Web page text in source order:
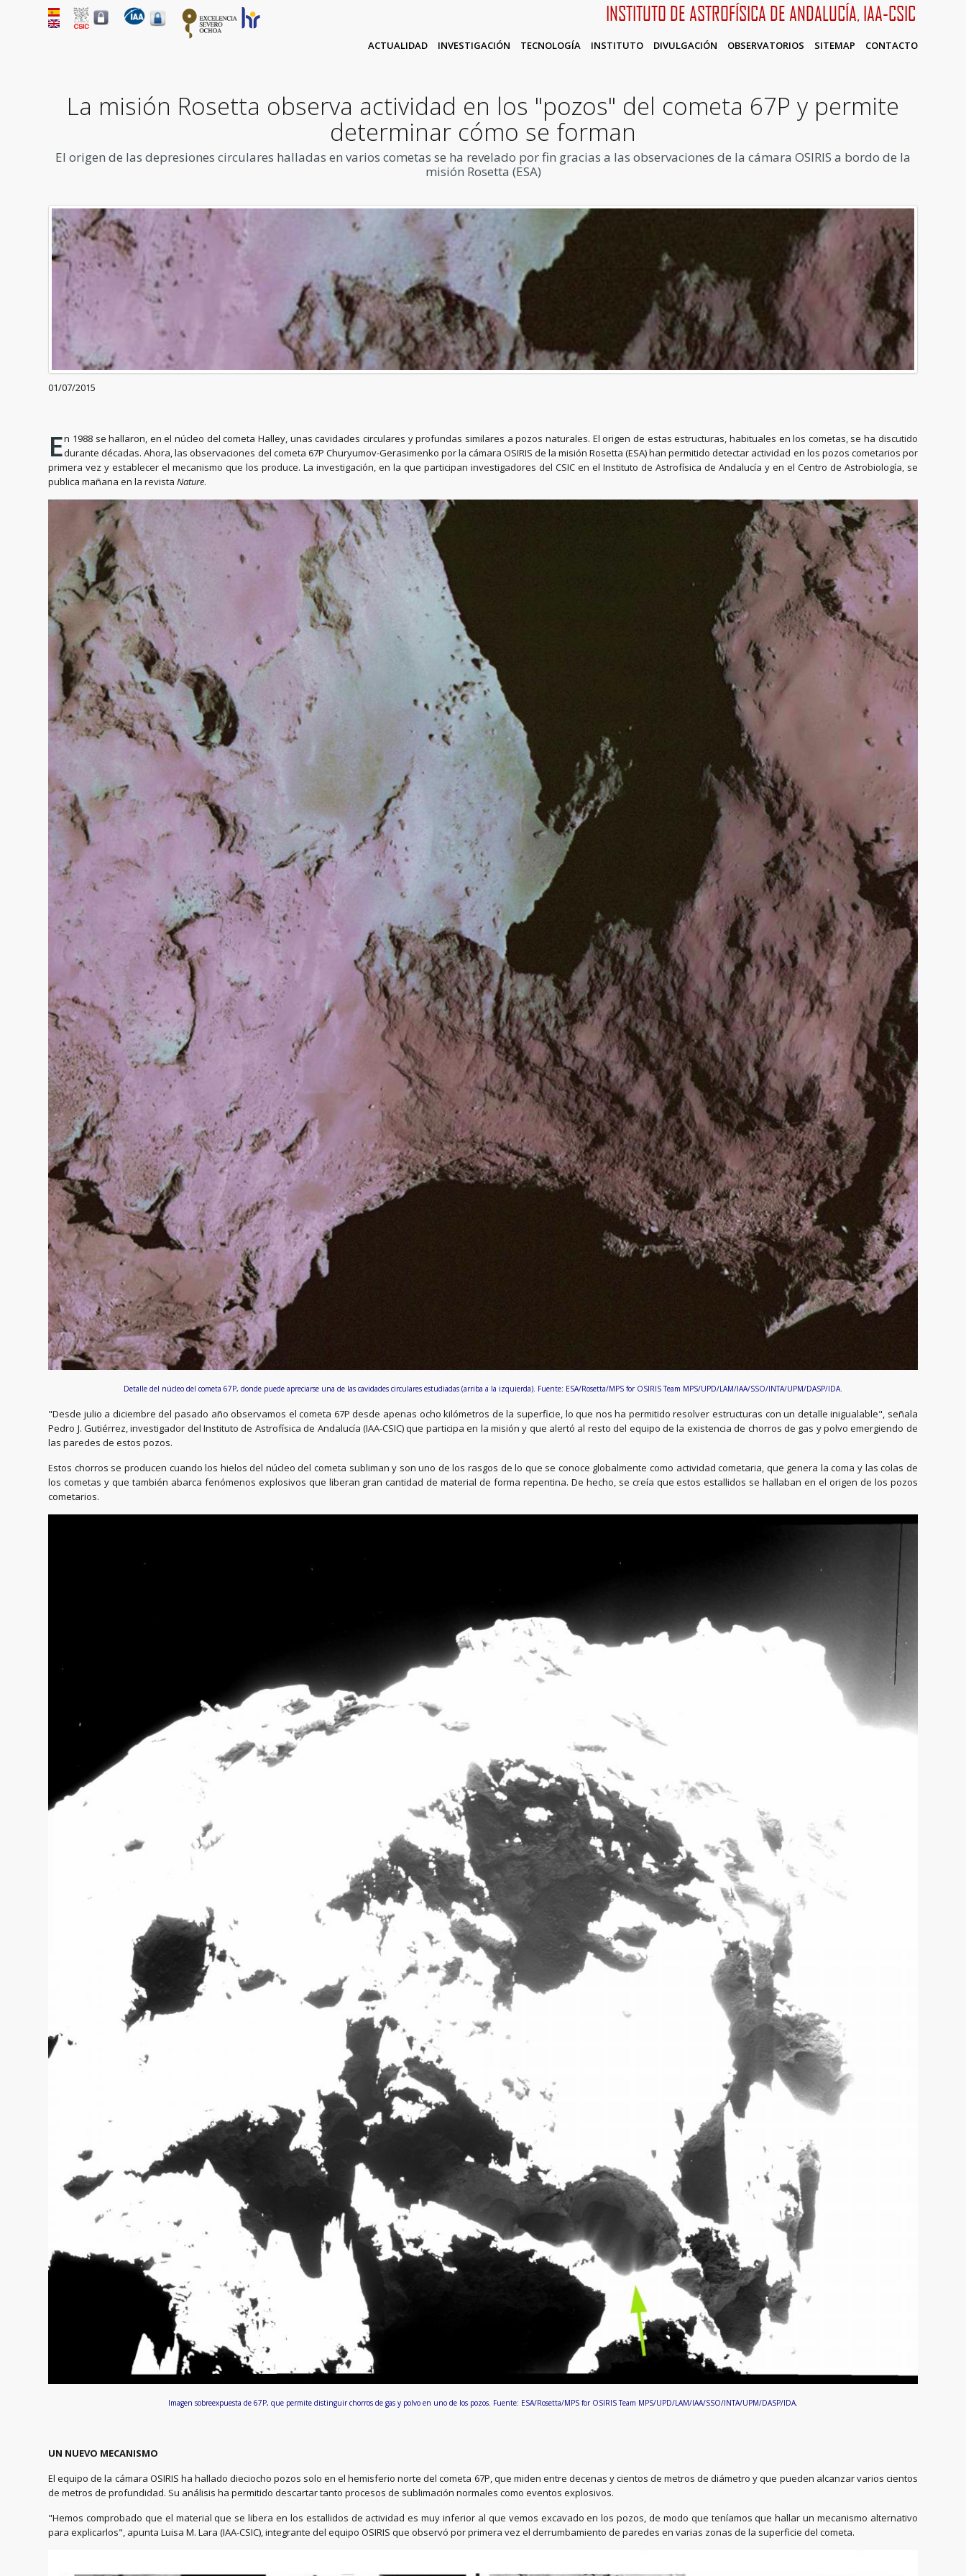
INSTITUTO DE ASTROFÍSICA DE ANDALUCÍA, IAA-CSIC
ACTUALIDAD INVESTIGACIÓN TECNOLOGÍA INSTITUTO DIVULGACIÓN OBSERVATORIOS SITEMAP CONTACTO
La misión Rosetta observa actividad en los "pozos" del cometa 67P y permite
determinar cómo se forman
El origen de las depresiones circulares halladas en varios cometas se ha revelado por fin gracias a las observaciones de la cámara OSIRIS a bordo de la
misión Rosetta (ESA)
01/07/2015
En 1988 se hallaron, en el núcleo del cometa Halley, unas cavidades circulares y profundas similares a pozos naturales. El origen de estas estructuras, habituales en los cometas, se ha discutido
durante décadas. Ahora, las observaciones del cometa 67P Churyumov-Gerasimenko por la cámara OSIRIS de la misión Rosetta (ESA) han permitido detectar actividad en los pozos cometarios por
primera vez y establecer el mecanismo que los produce. La investigación, en la que participan investigadores del CSIC en el Instituto de Astrofísica de Andalucía y en el Centro de Astrobiología, se
publica mañana en la revistaNature.
Detalle del núcleo del cometa 67P, donde puede apreciarse una de las cavidades circulares estudiadas (arriba a la izquierda). Fuente: ESA/Rosetta/MPS for OSIRIS Team MPS/UPD/LAM/IAA/SSO/INTA/UPM/DASP/IDA.
"Desde julio a diciembre del pasado año observamos el cometa 67P desde apenas ocho kilómetros de la superficie, lo que nos ha permitido resolver estructuras con un detalle inigualable", señala
Pedro J. Gutiérrez, investigador del Instituto de Astrofísica de Andalucía (IAA-CSIC) que participa en la misión y que alertó al resto del equipo de la existencia de chorros de gas y polvo emergiendo de
las paredes de estos pozos.
Estos chorros se producen cuando los hielos del núcleo del cometa subliman y son uno de los rasgos de lo que se conoce globalmente como actividad cometaria, que genera la coma y las colas de
los cometas y que también abarca fenómenos explosivos que liberan gran cantidad de material de forma repentina. De hecho, se creía que estos estallidos se hallaban en el origen de los pozos
cometarios.
Imagen sobreexpuesta de 67P, que permite distinguir chorros de gas y polvo en uno de los pozos. Fuente: ESA/Rosetta/MPS for OSIRIS Team MPS/UPD/LAM/IAA/SSO/INTA/UPM/DASP/IDA.
UN NUEVO MECANISMO
El equipo de la cámara OSIRIS ha hallado dieciocho pozos solo en el hemisferio norte del cometa 67P, que miden entre decenas y cientos de metros de diámetro y que pueden alcanzar varios cientos
de metros de profundidad. Su análisis ha permitido descartar tanto procesos de sublimación normales como eventos explosivos.
"Hemos comprobado que el material que se libera en los estallidos de actividad es muy inferior al que vemos excavado en los pozos, de modo que teníamos que hallar un mecanismo alternativo
para explicarlos", apunta Luisa M. Lara (IAA-CSIC), integrante del equipo OSIRIS que observó por primera vez el derrumbamiento de paredes en varias zonas de la superficie del cometa.